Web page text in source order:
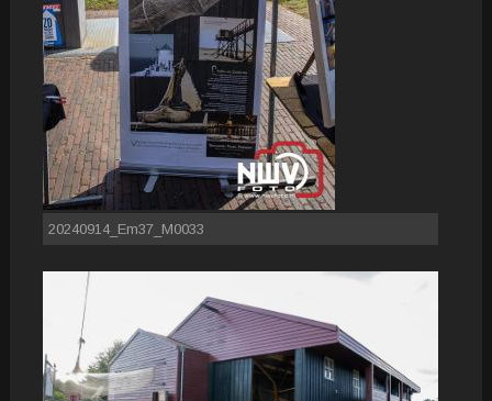
20240914_Em37_M0033